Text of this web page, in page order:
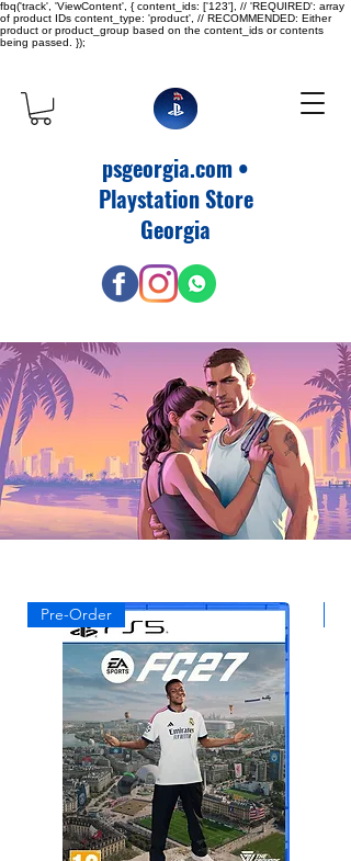
fbq('track', 'ViewContent', { content_ids: ['123'], // 'REQUIRED': array
of product IDs content_type: 'product', // RECOMMENDED: Either
product or product_group based on the content_ids or contents
being passed. });
psgeorgia.com •
Playstation Store
Georgia
Pre-Order